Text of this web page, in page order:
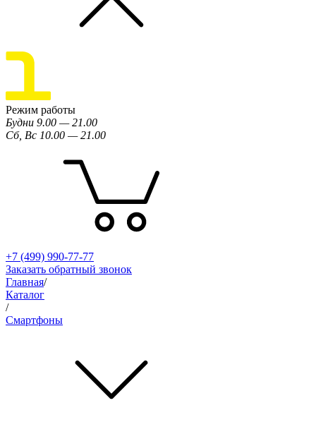
Режим работы
Будни 9.00 — 21.00
Сб, Вс 10.00 — 21.00
+7 (499) 990-77-77
Заказать обратный звонок
Главная/
Каталог
/
Смартфоны